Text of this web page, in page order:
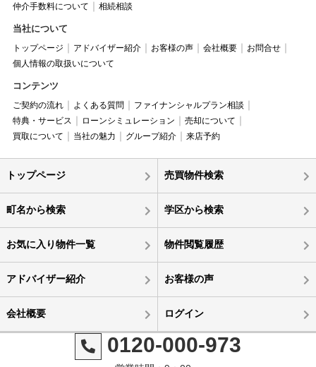
仲介手数料について
相続相談
当社について
トップページ アドバイザー紹介 お客様の声 会社概要
お問合せ
個人情報の取扱いについて
コンテンツ
ご契約の流れ よくある質問
ファイナンシャルプラン相談
特典・サービス
ローンシミュレーション
売却について
買取について
当社の魅力 グループ紹介 来店予約
トップページ 売買物件検索
町名から検索 学区から検索
お気に入り物件一覧 物件閲覧履歴
アドバイザー紹介 お客様の声
会社概要 ログイン
0120-000-973